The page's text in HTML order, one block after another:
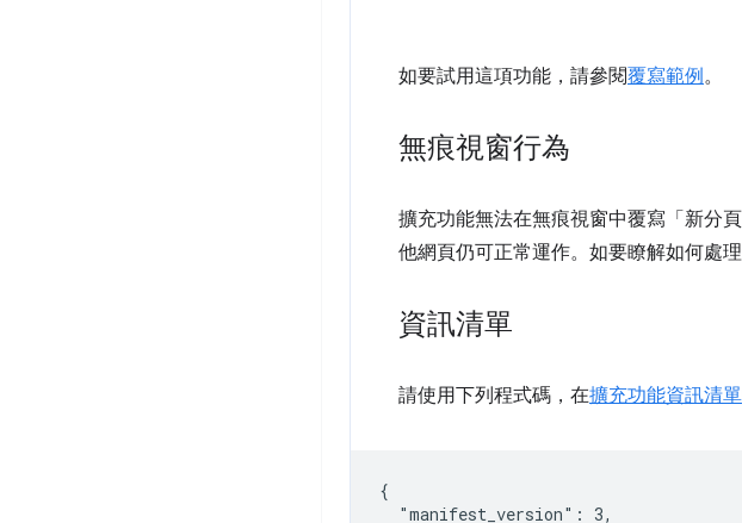
如要試用這項功能，請參閱覆寫範例。
無痕視窗行為
擴充功能無法在無痕視窗中覆寫「新分
他網頁仍可正常運作。如要瞭解如何處
資訊清單
請使用下列程式碼，在擴充功能資訊清單
{
  "manifest_version": 3,